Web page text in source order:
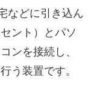
などに引き込ん
ント）とパソ
ンを接続し、
う装置です。